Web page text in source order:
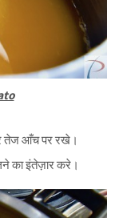
तेज आँच पर रखे।
का इंतेज़ार करे।